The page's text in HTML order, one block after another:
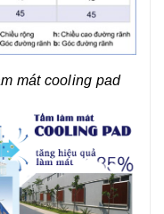
mát cooling pad